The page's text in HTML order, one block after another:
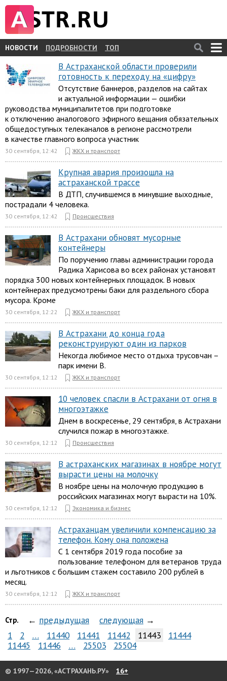
НОВОСТИ ПОДРОБНОСТИ ТОП
В Астраханской области проверили
готовность к переходу на «цифру»
Отсутствие баннеров, разделов на сайтах
и актуальной информации — ошибки
руководства муниципалитетов при подготовке
к отключению аналогового эфирного вещания обязательных
общедоступных телеканалов в регионе рассмотрели
в качестве главного вопроса участник
30 сентября, 12:42 ЖКХ и транспорт
Крупная авария произошла на
астраханской трассе
В ДТП, случившемся в минувшие выходные,
пострадали 4 человека.
30 сентября, 12:42 Происшествия
В Астрахани обновят мусорные
контейнеры
По поручению главы администрации города
Радика Харисова во всех районах установят
порядка 300 новых контейнерных площадок. В новых
контейнерах предусмотрены баки для раздельного сбора
мусора. Кроме
30 сентября, 12:22 ЖКХ и транспорт
В Астрахани до конца года
реконструируют один из парков
Некогда любимое место отдыха трусовчан –
парк имени В.
30 сентября, 12:12 ЖКХ и транспорт
10 человек спасли в Астрахани от огня в
многоэтажке
Днем в воскресенье, 29 сентября, в Астрахани
случился пожар в многоэтажке.
30 сентября, 12:12 Происшествия
В астраханских магазинах в ноябре могут
вырасти цены на молочку
В ноябре цены на молочную продукцию в
российских магазинах могут вырасти на 10%.
30 сентября, 12:12 Экономика и бизнес
Астраханцам увеличили компенсацию за
телефон. Кому она положена
С 1 сентября 2019 года пособие за
пользование телефоном для ветеранов труда
и льготников с большим стажем составило 200 рублей в
месяц.
30 сентября, 12:12 ЖКХ и транспорт
Стр. ← предыдущая следующая →
1
2 … 11440 11441 11442 11443
11444
11445
11446 … 25503 25504
© 1997—2026, «АСТРАХАНЬ.РУ» 16+